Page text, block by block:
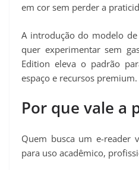
em cor sem perder a
A introdução do modelo
quer experimentar sem
Edition eleva o padrão
espaço e recursos premium.
Por que vale a
Quem busca um e-reader
para uso acadêmico,